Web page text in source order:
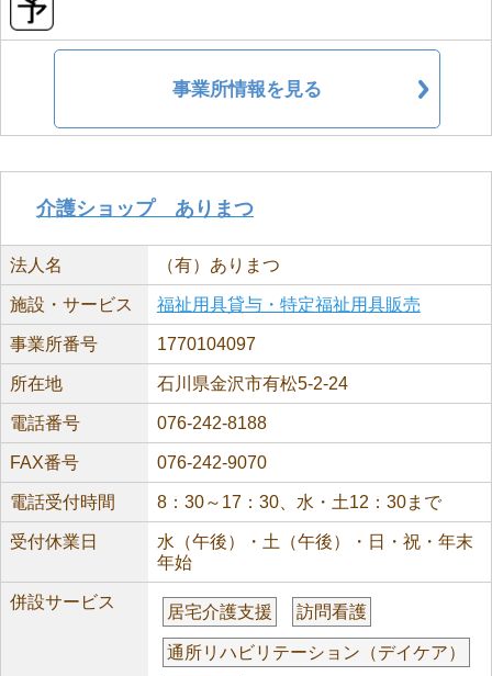
事業所情報を見る
介護ショップ ありまつ
法人名 （有）ありまつ
施設・サービス 福祉用具貸与・特定福祉用具販売
事業所番号 1770104097
所在地 石川県金沢市有松5-2-24
電話番号 076-242-8188
FAX番号 076-242-9070
電話受付時間 8：30～17：30、水・土12：30まで
受付休業日
水（午後）・土（午後）・日・祝・年末
年始
併設サービス
居宅介護支援 訪問看護
通所リハビリテーション（デイケア）